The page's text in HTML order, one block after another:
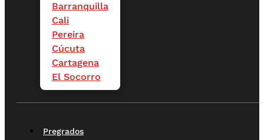
Barranquilla
Cali
Pereira
Cúcuta
Cartagena
El Socorro
Pregrados